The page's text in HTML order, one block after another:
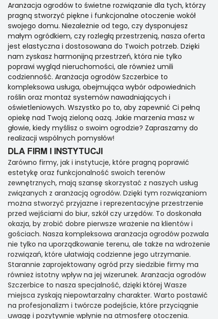
Aranżacja ogrodów to świetne rozwiązanie dla tych, którzy
pragną stworzyć piękne i funkcjonalne otoczenie wokół
swojego domu. Niezależnie od tego, czy dysponujesz
małym ogródkiem, czy rozległą przestrzenią, nasza oferta
jest elastyczna i dostosowana do Twoich potrzeb. Dzięki
nam zyskasz harmonijną przestrzeń, która nie tylko
poprawi wygląd nieruchomości, ale również umili
codzienność. Aranżacja ogrodów Szczerbice to
kompleksowa usługa, obejmująca wybór odpowiednich
roślin oraz montaż systemów nawadniających i
oświetleniowych. Wszystko po to, aby zapewnić Ci pełną
opiekę nad Twoją zieloną oazą. Jakie marzenia masz w
głowie, kiedy myślisz o swoim ogrodzie? Zapraszamy do
realizacji wspólnych pomysłów!
DLA FIRM I INSTYTUCJI
Zarówno firmy, jak i instytucje, które pragną poprawić
estetykę oraz funkcjonalność swoich terenów
zewnętrznych, mają szansę skorzystać z naszych usług
związanych z aranżacją ogrodów. Dzięki tym rozwiązaniom
można stworzyć przyjazne i reprezentacyjne przestrzenie
przed wejściami do biur, szkół czy urzędów. To doskonała
okazja, by zrobić dobre pierwsze wrażenie na klientów i
gościach. Nasza kompleksowa aranżacja ogrodów pozwala
nie tylko na uporządkowanie terenu, ale także na wdrożenie
rozwiązań, które ułatwiają codzienne jego utrzymanie.
Starannie zaprojektowany ogród przy siedzibie firmy ma
również istotny wpływ na jej wizerunek. Aranżacja ogrodów
Szczerbice to nasza specjalność, dzięki której Wasze
miejsca zyskają niepowtarzalny charakter. Warto postawić
na profesjonalizm i twórcze podejście, które przyciągnie
uwagę i pozytywnie wpłynie na atmosferę otoczenia.